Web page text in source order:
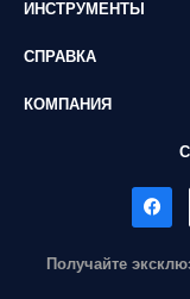
ИНСТРУМЕНТЫ
СПРАВКА
КОМПАНИЯ
Получайте